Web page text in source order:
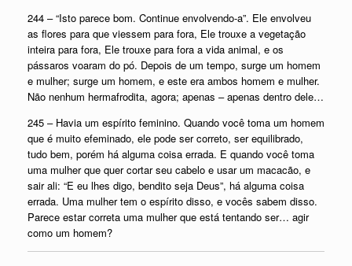
244 – “Isto parece bom. Continue envolvendo-a”. Ele envolveu
as flores para que viessem para fora, Ele trouxe a vegetação
inteira para fora, Ele trouxe para fora a vida animal, e os
pássaros voaram do pó. Depois de um tempo, surge um homem
e mulher; surge um homem, e este era ambos homem e mulher.
Não nenhum hermafrodita, agora; apenas – apenas dentro dele…
245 – Havia um espírito feminino. Quando você toma um homem
que é muito efeminado, ele pode ser correto, ser equilibrado,
tudo bem, porém há alguma coisa errada. E quando você toma
uma mulher que quer cortar seu cabelo e usar um macacão, e
sair ali: “E eu lhes digo, bendito seja Deus”, há alguma coisa
errada. Uma mulher tem o espírito disso, e vocês sabem disso.
Parece estar correta uma mulher que está tentando ser… agir
como um homem?